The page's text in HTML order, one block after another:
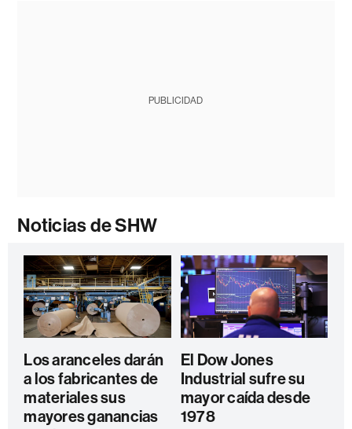
PUBLICIDAD
Noticias de SHW
Los aranceles darán
a los fabricantes de
materiales sus
mayores ganancias
El Dow Jones
Industrial sufre su
mayor caída desde
1978